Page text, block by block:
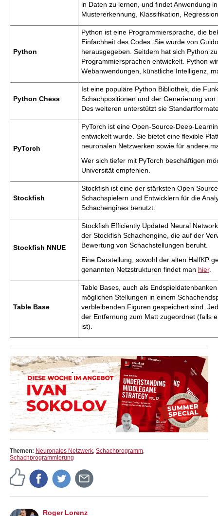
in Daten zu lernen, und findet Anwendung
Mustererkennung, Klassifikation,
Python
Python ist eine Programmiersprache, die
Einfachheit des Codes. Sie wurde von
herausgegeben. Seitdem hat sich Python
Programmiersprachen entwickelt. Python
Webanwendungen, künstliche Intelligenz,
Python Chess
Ist eine populäre Python Bibliothek, die
Schachpositionen und der Generierung
Des weiteren unterstützt sie
PyTorch
PyTorch ist eine Open-Source-Deep-
entwickelt wurde. Sie bietet eine flexible
neuronalen Netzwerken sowie für andere
Wer sich tiefer mit PyTorch beschäftigen
Universität empfehlen.
Stockfish
Stockfish ist eine der stärksten Open
Schachspielern und Entwicklern für die
Schachengines benutzt.
Stockfish NNUE
Stockfish Efficiently Updated Neural
der Stockfish Schachengine, die auf der
Bewertung von Schachstellungen beruht.
Eine Darstellung, sowohl der alten HalfKP
genannten Netzstrukturen findet man hier.
Table Base
Table Bases, auch als
möglichen Stellungen in einem
verbleibenden Figuren gespeichert sind.
der Entfernung zum Matt zugeordnet (falls
ist).
Themen: Neuronales Netzwerk, Schachprogramm,
Schachprogrammierung
Roger Lorenz